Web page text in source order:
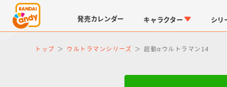
発売カレンダー キャラクター シリ
トップ ウルトラマンシリーズ 超動αウルトラマン14